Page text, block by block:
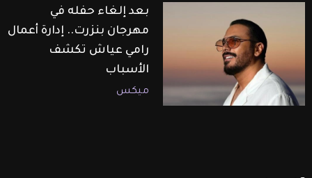
بعد إلغاء حفله في
مهرجان بنزرت.. إدارة أعمال
رامي عياش تكشف
الأسباب
ميكس